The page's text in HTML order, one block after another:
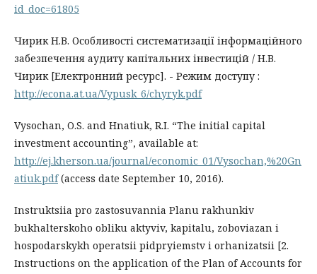
id_doc=61805
Чирик Н.В. Особливості систематизації інформаційного
забезпечення аудиту капітальних інвестицій / Н.В.
Чирик [Електронний ресурс]. - Режим доступу :
http://econa.at.ua/Vypusk_6/chyryk.pdf
Vysochan, O.S. and Hnatiuk, R.I. “The initial capital
investment accounting”, available at:
http://ej.kherson.ua/journal/economic_01/Vysochan,%20Gn
atiuk.pdf(access date September 10, 2016).
Instruktsiia pro zastosuvannia Planu rakhunkiv
bukhalterskoho obliku aktyviv, kapitalu, zoboviazan i
hospodarskykh operatsii pidpryiemstv i orhanizatsii [2.
Instructions on the application of the Plan of Accounts for